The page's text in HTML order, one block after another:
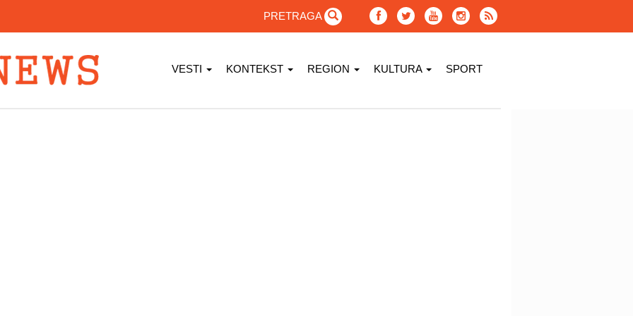
PRETRAGA
VESTI KONTEKST REGION KULTURA SPORT